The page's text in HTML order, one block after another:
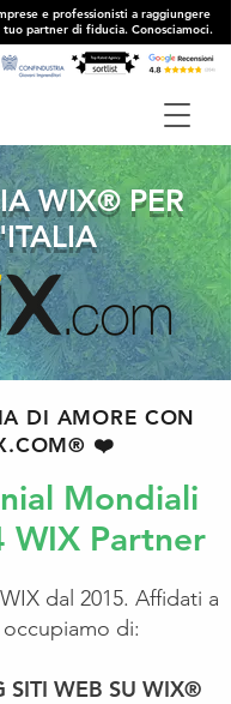
e professionisti a raggiungere
partner di fiducia. Conosciamoci.
WIX® PER
DI AMORE CON
❤️
Mondiali
WIX Partner
dal 2015. Affidati a
di:
SITI WEB SU WIX®